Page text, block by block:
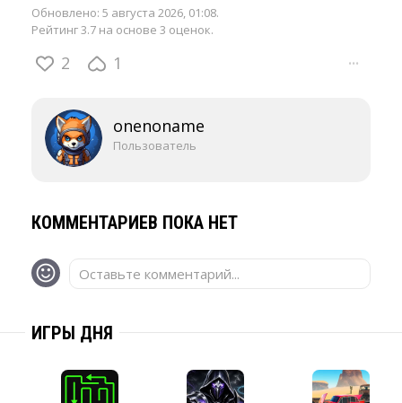
Обновлено: 5 августа 2026, 01:08.
Рейтинг 3.7 на основе 3 оценок.
2 1 ···
onenoname
Пользователь
КОММЕНТАРИЕВ ПОКА НЕТ
Оставьте комментарий...
ИГРЫ ДНЯ